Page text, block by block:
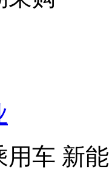
用车 新